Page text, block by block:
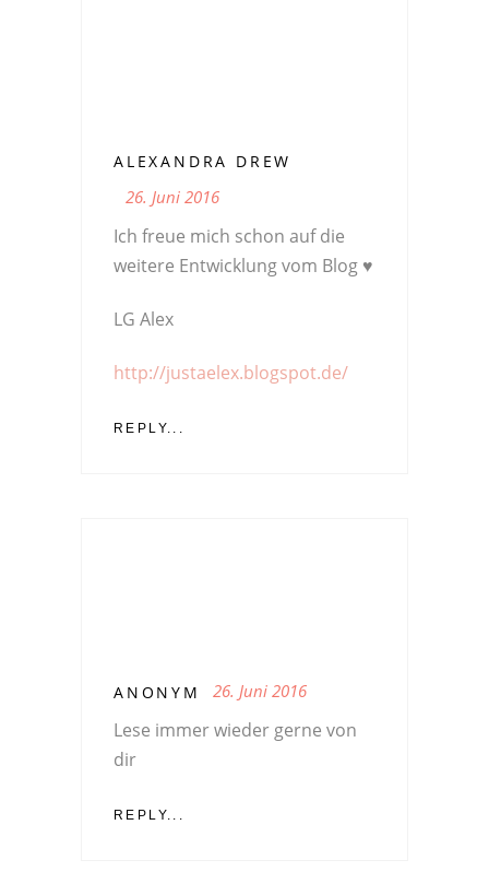
ALEXANDRA DREW
26. Juni 2016
Ich freue mich schon auf die
weitere Entwicklung vom Blog ♥
LG Alex
http://justaelex.blogspot.de/
REPLY...
ANONYM 26. Juni 2016
Lese immer wieder gerne von
dir
REPLY...